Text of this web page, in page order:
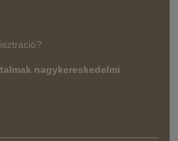
nagykereskedelmi